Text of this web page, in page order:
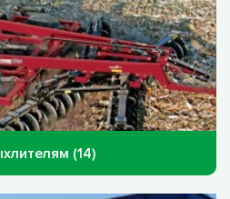
(14)